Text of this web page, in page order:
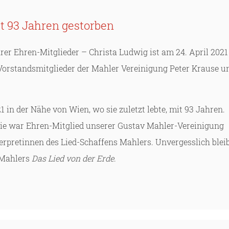
Jahren gestorben
Ehren-Mitglieder – Christa Ludwig ist am 24. April 2021
der Mahler Vereinigung Peter Krause
in der Nähe von Wien, wo sie zuletzt lebte, mit 93 Jahren.
war Ehren-Mitglied unserer Gustav Mahler-Vereinigung
des Lied-Schaffens Mahlers. Unvergesslich
Das Lied von der Erde.